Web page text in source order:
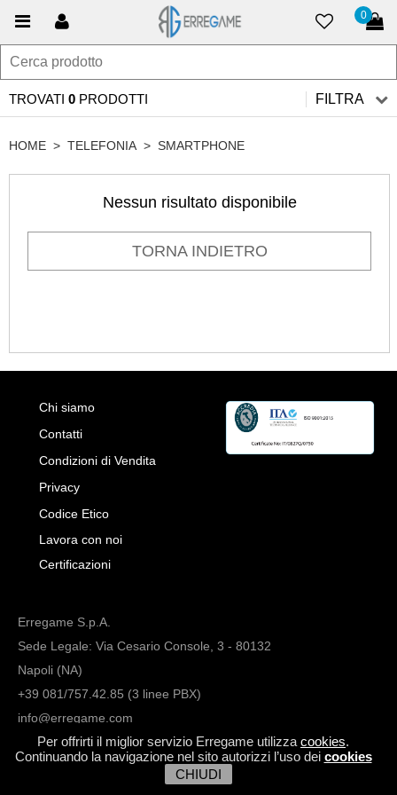
Per offrirti il miglior servizio Erregame utilizza cookies.
Continuando la navigazione nel sito autorizzi l’uso dei cookies
CHIUDI
0
TROVATI 0 PRODOTTI FILTRA
HOME > TELEFONIA > SMARTPHONE
Nessun risultato disponibile
TORNA INDIETRO
Chi siamo
Contatti
Condizioni di Vendita
Privacy
Codice Etico
Lavora con noi
Certificazioni
Erregame S.p.A.
Sede Legale: Via Cesario Console, 3 - 80132
Napoli (NA)
+39 081/757.42.85 (3 linee PBX)
info@erregame.com